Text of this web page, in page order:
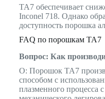
TA7 обеспечивает
Inconel 718. Однако
доступность порошка
FAQ по порошкам TA7
Вопрос: Как
О: Порошок TA7
способом с
плазменного процесса